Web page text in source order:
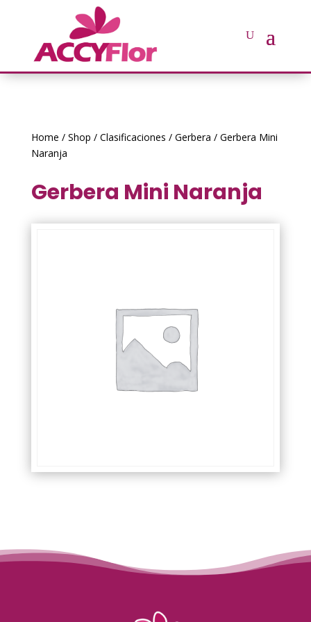
Home / Shop / Clasificaciones / Gerbera / Gerbera Mini
Naranja
Gerbera Mini Naranja